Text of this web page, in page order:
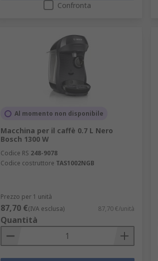
Confronta
Al momento non disponibile
Macchina per il caffè 0.7 L Nero
Bosch 1300 W
Codice RS 248-9078
Codice costruttore TAS1002NGB
Prezzo per 1 unità
87,70 €(IVA esclusa) 87,70 €/unità
Quantità